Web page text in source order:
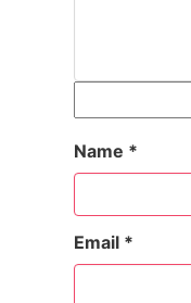
Name *
Email *